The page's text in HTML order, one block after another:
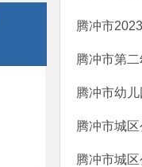
腾冲市
腾冲市第
腾冲市幼
腾冲市城
腾冲市城